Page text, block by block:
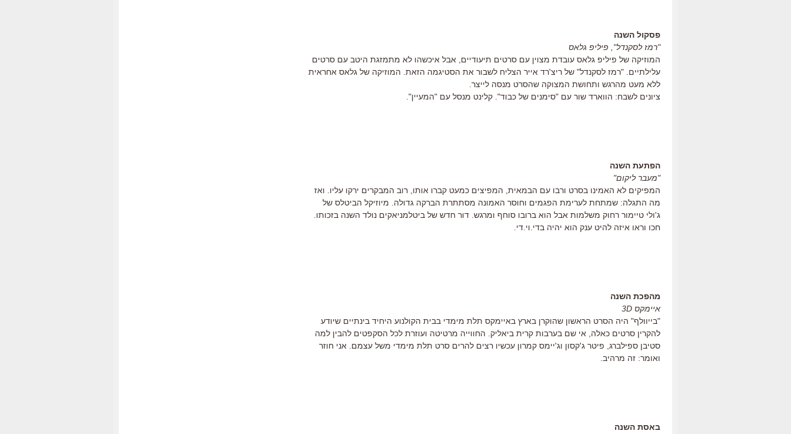
פסקול השנה
"רמז לסקנדל", פיליפ גלאס
המוזיקה של פיליפ גלאס עובדת מצוין עם סרטים תיעודיים, אבל איכשהו לא מתמזגת היטב עם סרטים
עלילתיים. "רמז לסקנדל" של ריצ'רד אייר הצליח לשבור את הסטיגמה הזאת. המוזיקה של גלאס אחראית
ללא מעט מהרגש ותחושת המצוקה שהסרט מנסה לייצר.
ציונים לשבח: הווארד שור עם "סימנים של כבוד". קלינט מנסל עם "המעיין".
הפתעת השנה
"מעבר ליקום"
המפיקים לא האמינו בסרט ורבו עם הבמאית, המפיצים כמעט קברו אותו, רוב המבקרים ירקו עליו. ואז
מה התגלה: שמתחת לערימת הפגמים וחוסר האמונה מסתתרת הברקה גדולה. מיוזיקל הביטלס של
ג'ולי טיימור רחוק משלמות אבל הוא ברובו סוחף ומרגש. דור חדש של ביטלמניאקים נולד השנה בזכותו.
חכו וראו איזה להיט ענק הוא יהיה בדי.וי.די.
מהפכת השנה
איימקס 3D
"בייוולף" היה הסרט הראשון שהוקרן בארץ באיימקס תלת מימדי בבית הקולנוע היחיד בינתיים שיודע
להקרין סרטים כאלה, אי שם בערבות קרית ביאליק. החווייה מרטיטה ועוזרת לכל הסקפטים להבין למה
סטיבן ספילברג, פיטר ג'קסון וג'יימס קמרון עכשיו רצים להרים סרט תלת מימדי משל עצמם. אני חוזר
ואומר: זה מרהיב.
באסת השנה